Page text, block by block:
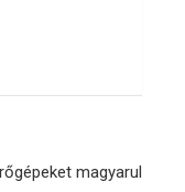
magyarul